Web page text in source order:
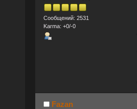
Сообщений: 2531
Karma: +0/-0
Fazan